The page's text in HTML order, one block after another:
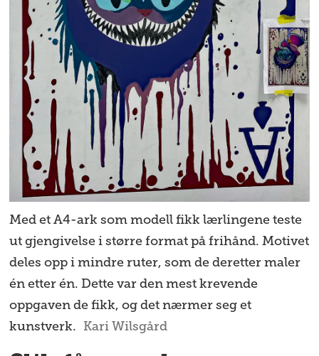
Med et A4-ark som modell fikk lærlingene teste
ut gjengivelse i større format på frihånd. Motivet
deles opp i mindre ruter, som de deretter maler
én etter én. Dette var den mest krevende
oppgaven de fikk, og det nærmer seg et
kunstverk. Kari Wilsgård